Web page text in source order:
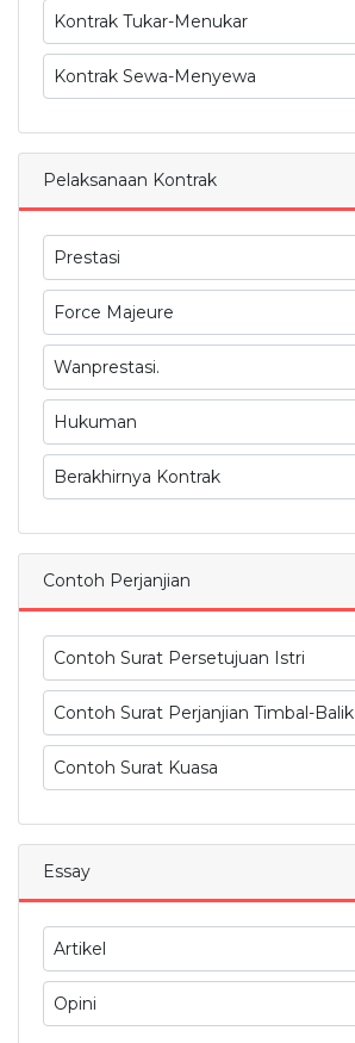
Kontrak Tukar-Menukar
Kontrak Sewa-Menyewa
Pelaksanaan Kontrak
Prestasi
Force Majeure
Wanprestasi.
Hukuman
Berakhirnya Kontrak
Contoh Perjanjian
Contoh Surat Persetujuan Istri
Contoh Surat Perjanjian Timbal-Balik
Contoh Surat Kuasa
Essay
Artikel
Opini